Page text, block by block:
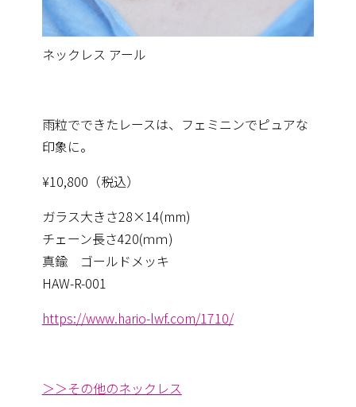
ネックレス アール
雨粒でできたレースは、フェミニンでピュアな
印象に。
¥10,800（税込）
ガラス大きさ28×14(mm)
チェーン長さ420(ｍｍ)
真鍮 ゴールドメッキ
HAW-R-001
https://www.hario-lwf.com/1710/
＞＞その他のネックレス